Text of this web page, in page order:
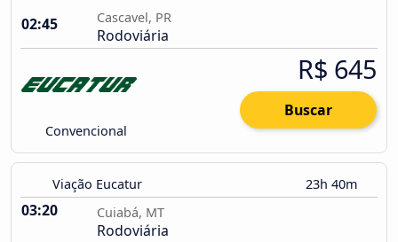
02:45
Cascavel, PR
Rodoviária
Convencional
R$ 645
Buscar
Viação Eucatur 23h 40m
03:20 Cuiabá, MT
Rodoviária